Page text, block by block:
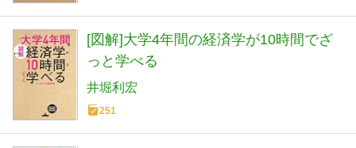
[図解]大学4年間の経済学が10時間でざ
っと学べる
井堀利宏
251